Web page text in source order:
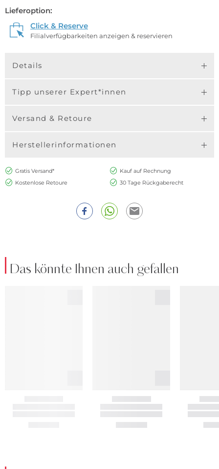
Lieferoption:
Click & Reserve
Filialverfügbarkeiten anzeigen & reservieren
Details
Tipp unserer Expert*innen
Versand & Retoure
Herstellerinformationen
Gratis Versand*
Kauf auf Rechnung
Kostenlose Retoure
30 Tage Rückgaberecht
Das könnte Ihnen auch gefallen